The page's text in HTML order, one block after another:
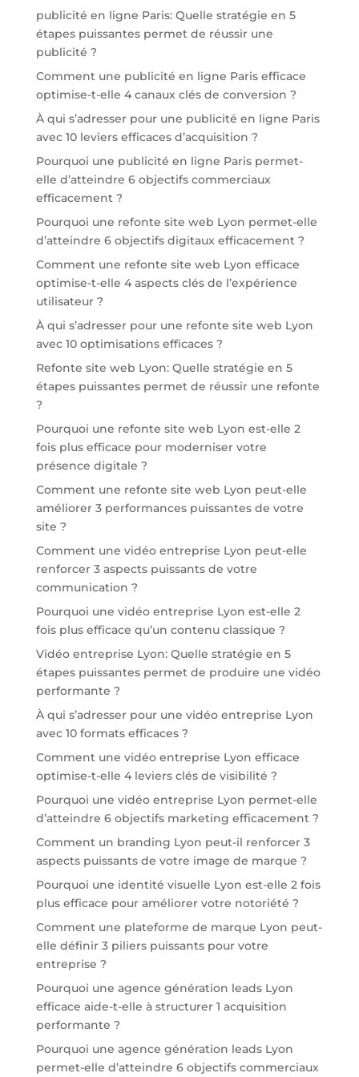
publicité en ligne Paris: Quelle stratégie en 5
étapes puissantes permet de réussir une
publicité ?
Comment une publicité en ligne Paris efficace
optimise-t-elle 4 canaux clés de conversion ?
À qui s’adresser pour une publicité en ligne Paris
avec 10 leviers efficaces d’acquisition ?
Pourquoi une publicité en ligne Paris permet-
elle d’atteindre 6 objectifs commerciaux
efficacement ?
Pourquoi une refonte site web Lyon permet-elle
d’atteindre 6 objectifs digitaux efficacement ?
Comment une refonte site web Lyon efficace
optimise-t-elle 4 aspects clés de l’expérience
utilisateur ?
À qui s’adresser pour une refonte site web Lyon
avec 10 optimisations efficaces ?
Refonte site web Lyon: Quelle stratégie en 5
étapes puissantes permet de réussir une refonte
?
Pourquoi une refonte site web Lyon est-elle 2
fois plus efficace pour moderniser votre
présence digitale ?
Comment une refonte site web Lyon peut-elle
améliorer 3 performances puissantes de votre
site ?
Comment une vidéo entreprise Lyon peut-elle
renforcer 3 aspects puissants de votre
communication ?
Pourquoi une vidéo entreprise Lyon est-elle 2
fois plus efficace qu’un contenu classique ?
Vidéo entreprise Lyon: Quelle stratégie en 5
étapes puissantes permet de produire une vidéo
performante ?
À qui s’adresser pour une vidéo entreprise Lyon
avec 10 formats efficaces ?
Comment une vidéo entreprise Lyon efficace
optimise-t-elle 4 leviers clés de visibilité ?
Pourquoi une vidéo entreprise Lyon permet-elle
d’atteindre 6 objectifs marketing efficacement ?
Comment un branding Lyon peut-il renforcer 3
aspects puissants de votre image de marque ?
Pourquoi une identité visuelle Lyon est-elle 2 fois
plus efficace pour améliorer votre notoriété ?
Comment une plateforme de marque Lyon peut-
elle définir 3 piliers puissants pour votre
entreprise ?
Pourquoi une agence génération leads Lyon
efficace aide-t-elle à structurer 1 acquisition
performante ?
Pourquoi une agence génération leads Lyon
permet-elle d’atteindre 6 objectifs commerciaux